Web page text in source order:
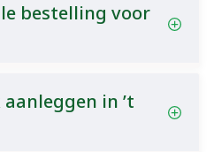
bestelling voor
in ’t